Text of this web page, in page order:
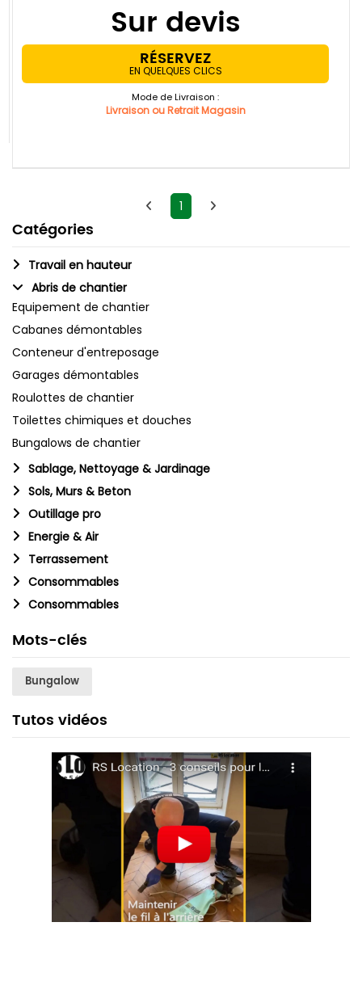
Sur devis
RÉSERVEZ
EN QUELQUES CLICS
Mode de Livraison :
Livraison ou Retrait Magasin
1
Catégories
Travail en hauteur
Abris de chantier
Equipement de chantier
Cabanes démontables
Conteneur d'entreposage
Garages démontables
Roulottes de chantier
Toilettes chimiques et douches
Bungalows de chantier
Sablage, Nettoyage & Jardinage
Sols, Murs & Beton
Outillage pro
Energie & Air
Terrassement
Consommables
Consommables
Mots-clés
Bungalow
Tutos vidéos